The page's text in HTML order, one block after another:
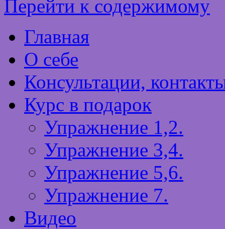
Перейти к содержимому
Главная
О себе
Консультации,
Курс в подарок
Упражнение 1,2.
Упражнение 3,4.
Упражнение 5,6.
Упражнение 7.
Видео